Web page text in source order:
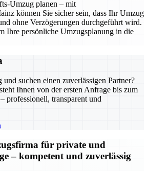
Umzug planen – mit
können Sie sicher sein, dass Ihr Umzug
ohne Verzögerungen durchgeführt wird.
Ihre persönliche Umzugsplanung in die
suchen einen zuverlässigen Partner?
Ihnen von der ersten Anfrage bis zum
professionell, transparent und
für private und
– kompetent und zuverlässig